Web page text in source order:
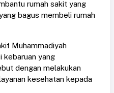
rumah sakit yang
bagus membeli rumah
Muhammadiyah
kebaruan yang
dengan melakukan
kesehatan kepada